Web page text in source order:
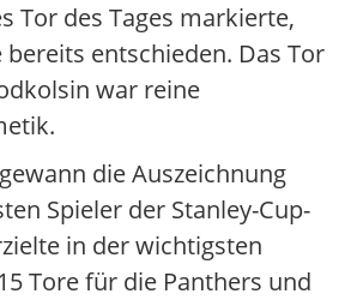
Tor des Tages markierte,
entschieden. Das Tor
war reine
die Auszeichnung
Spieler der Stanley-Cup-
in der wichtigsten
Tore für die Panthers und